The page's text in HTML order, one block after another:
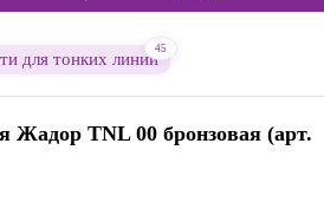
для тонких линий
45
Жадор TNL 00 бронзовая (арт.